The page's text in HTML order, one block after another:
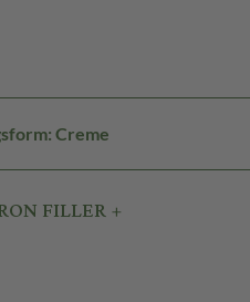
Creme
FILLER +